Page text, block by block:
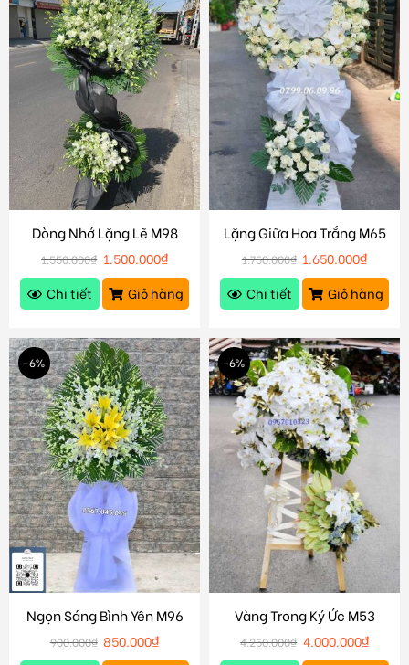
Dòng Nhớ Lặng Lẽ M98
1.550.000₫ 1.500.000₫
Chi tiết
Giỏ hàng
Lặng Giữa Hoa Trắng M65
1.750.000₫ 1.650.000₫
Chi tiết
Giỏ hàng
-6%
Ngọn Sáng Bình Yên M96
900.000₫ 850.000₫
-6%
Vàng Trong Ký Ức M53
4.250.000₫ 4.000.000₫